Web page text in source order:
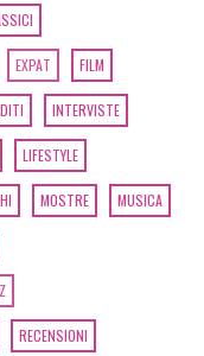
EXPAT FILM
INTERVISTE
LIFESTYLE
MOSTRE MUSICA
RECENSIONI